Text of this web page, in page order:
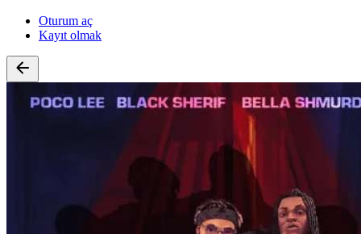
Oturum aç
Kayıt olmak